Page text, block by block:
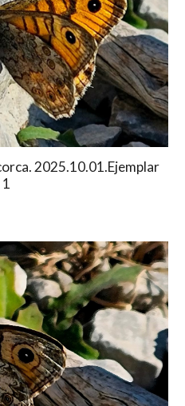
2025.10.01.Ejemplar
1